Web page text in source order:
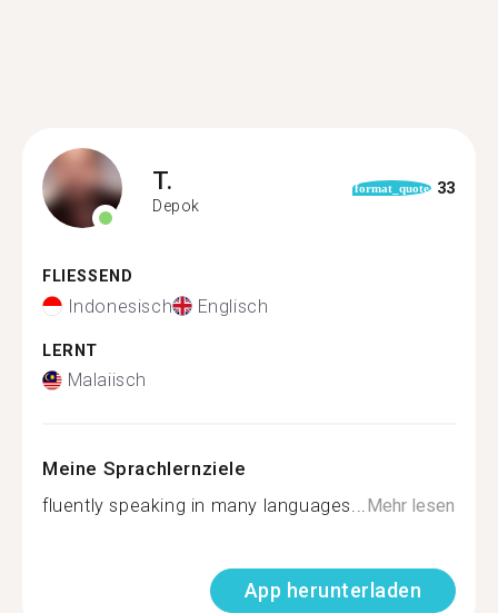
T.
Depok
format_quote 33
FLIESSEND
Indonesisch Englisch
LERNT
Malaiisch
Meine Sprachlernziele
fluently speaking in many languages...Mehr lesen
App herunterladen